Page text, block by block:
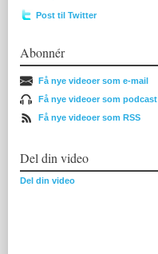
Post til Twitter
Abonnér
Få nye videoer som e-mail
Få nye videoer som podcast
Få nye videoer som RSS
Del din video
Del din video